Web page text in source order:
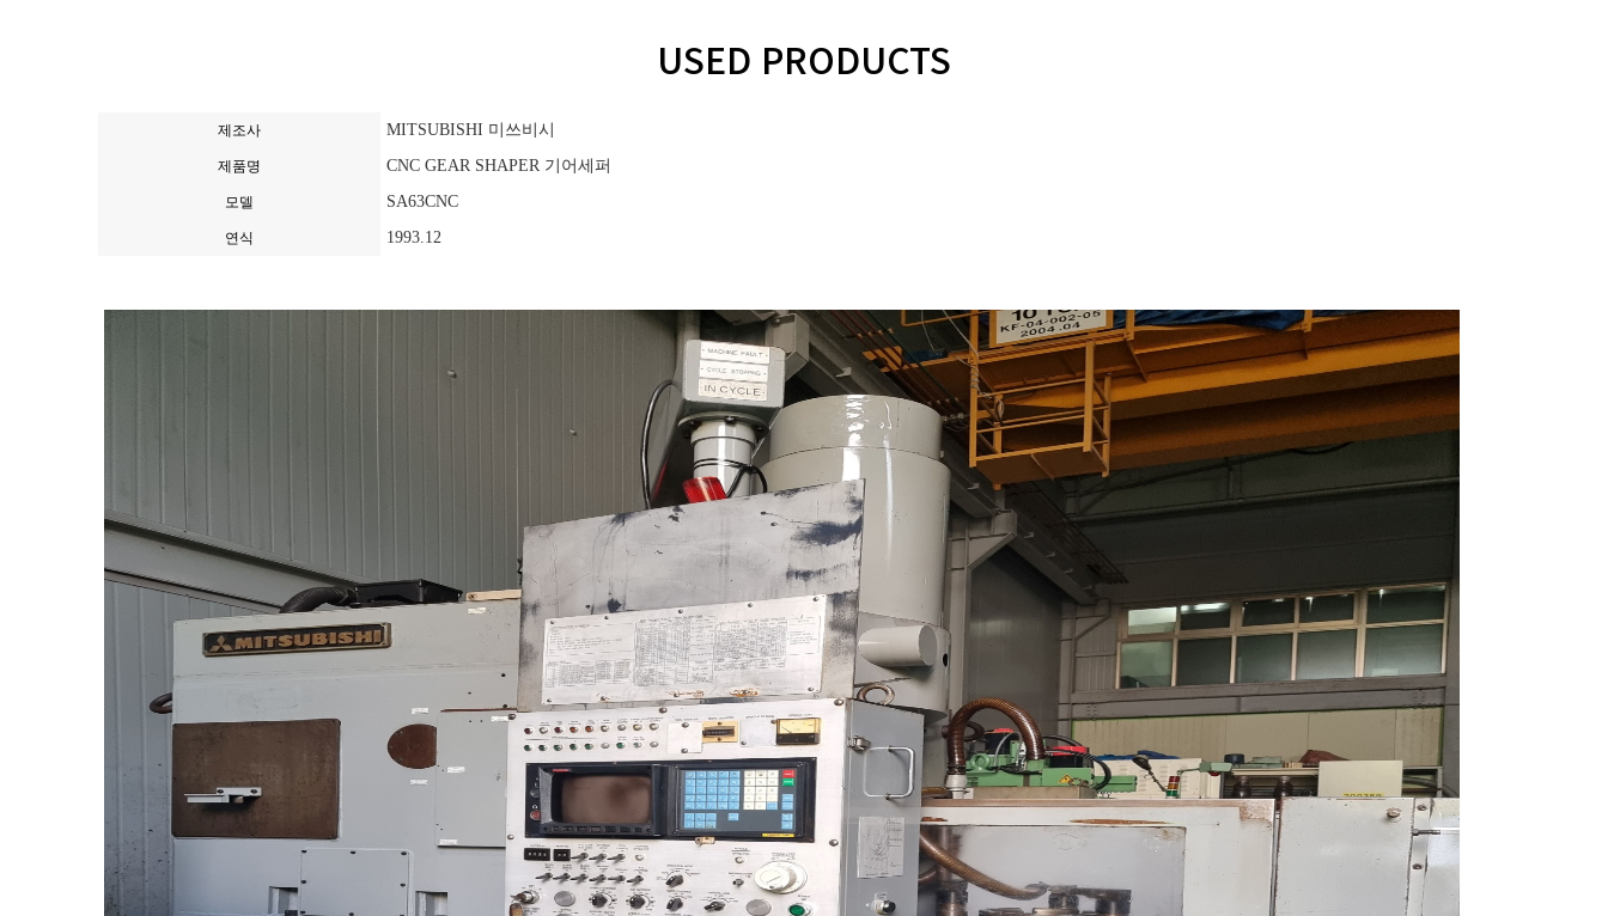
USED PRODUCTS
제조사 MITSUBISHI 미쓰비시
제품명 CNC GEAR SHAPER 기어세퍼
모델 SA63CNC
연식 1993.12